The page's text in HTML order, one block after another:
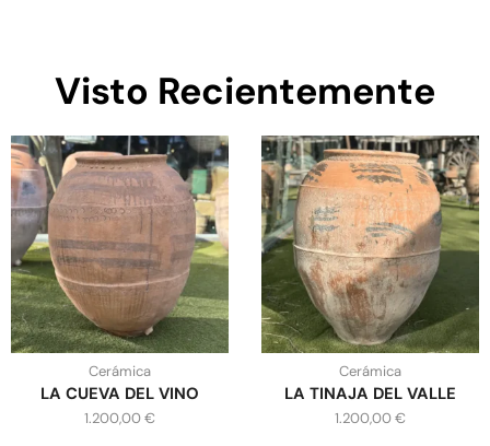
Visto Recientemente
Cerámica
LA CUEVA DEL VINO
1.200,00€
Cerámica
LA TINAJA DEL VALLE
1.200,00€